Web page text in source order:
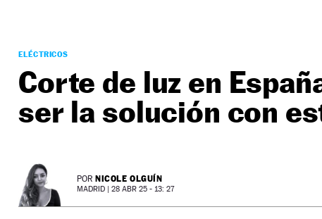
ELÉCTRICOS
Corte de luz en
ser la solución con
POR NICOLE OLGUÍN
MADRID | 28 ABR 25 - 13: 27